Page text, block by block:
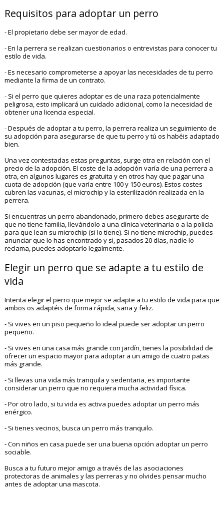
Requisitos para adoptar un perro
- El propietario debe ser mayor de edad.
- En la perrera se realizan cuestionarios o entrevistas para conocer tu
estilo de vida.
- Es necesario comprometerse a apoyar las necesidades de tu perro
mediante la firma de un contrato.
- Si el perro que quieres adoptar es de una raza potencialmente
peligrosa, esto implicará un cuidado adicional, como la necesidad de
obtener una licencia especial.
- Después de adoptar a tu perro, la perrera realiza un seguimiento de
su adopción para asegurarse de que tu perro y tú os habéis adaptado
bien.
Una vez contestadas estas preguntas, surge otra en relación con el
precio de la adopción. El coste de la adopción varía de una perrera a
otra, en algunos lugares es gratuita y en otros hay que pagar una
cuota de adopción (que varía entre 100 y 150 euros). Estos costes
cubren las vacunas, el microchip y la esterilización realizada en la
perrera.
Si encuentras un perro abandonado, primero debes asegurarte de
que no tiene familia, llevándolo a una clínica veterinaria o a la policía
para que lean su microchip (si lo tiene). Si no tiene microchip, puedes
anunciar que lo has encontrado y si, pasados 20 días, nadie lo
reclama, puedes adoptarlo legalmente.
Elegir un perro que se adapte a tu estilo de
vida
Intenta elegir el perro que mejor se adapte a tu estilo de vida para que
ambos os adaptéis de forma rápida, sana y feliz.
- Si vives en un piso pequeño lo ideal puede ser adoptar un perro
pequeño.
- Si vives en una casa más grande con jardín, tienes la posibilidad de
ofrecer un espacio mayor para adoptar a un amigo de cuatro patas
más grande.
- Si llevas una vida más tranquila y sedentaria, es importante
considerar un perro que no requiera mucha actividad física.
- Por otro lado, si tu vida es activa puedes adoptar un perro más
enérgico.
- Si tienes vecinos, busca un perro más tranquilo.
- Con niños en casa puede ser una buena opción adoptar un perro
sociable.
Busca a tu futuro mejor amigo a través de las asociaciones
protectoras de animales y las perreras y no olvides pensar mucho
antes de adoptar una mascota.